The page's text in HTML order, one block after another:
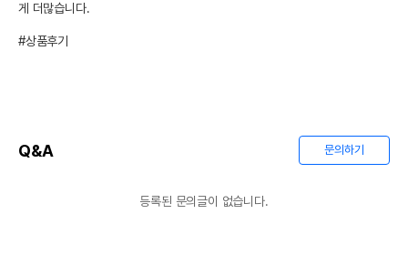
게 더많습니다.
#상품후기
Q&A 문의하기
등록된 문의글이 없습니다.